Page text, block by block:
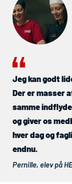
Jeg kan godt
Der er masser
samme
og giver os
hver dag og
endnu.
Pernille, elev på